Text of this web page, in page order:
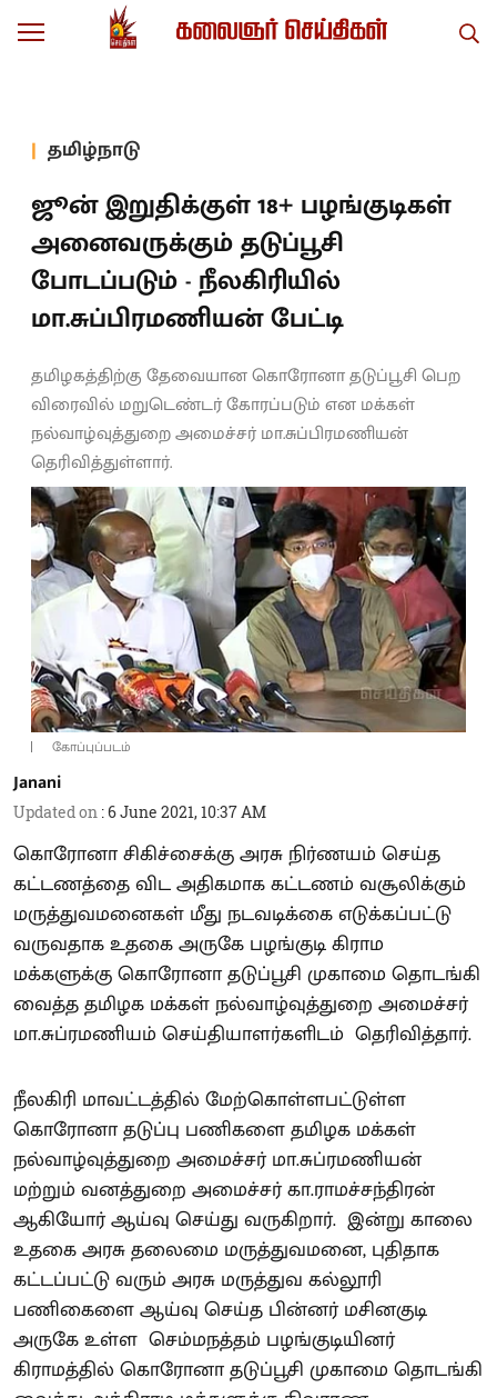
தமிழ்நாடு
ஜூன் இறுதிக்குள் 18+ பழங்குடிகள்
அனைவருக்கும் தடுப்பூசி
போடப்படும் - நீலகிரியில்
மா.சுப்பிரமணியன் பேட்டி
தமிழகத்திற்கு தேவையான கொரோனா தடுப்பூசி பெற
விரைவில் மறுடெண்டர் கோரப்படும் என மக்கள்
நல்வாழ்வுத்துறை அமைச்சர் மா.சுப்பிரமணியன்
தெரிவித்துள்ளார்.
கோப்புப்படம்
Janani
Updated on :6 June 2021, 10:37 AM
கொரோனா சிகிச்சைக்கு அரசு நிர்ணயம் செய்த
கட்டணத்தை விட அதிகமாக கட்டணம் வசூலிக்கும்
மருத்துவமனைகள் மீது நடவடிக்கை எடுக்கப்பட்டு
வருவதாக உதகை அருகே பழங்குடி கிராம
மக்களுக்கு கொரோனா தடுப்பூசி முகாமை தொடங்கி
வைத்த தமிழக மக்கள் நல்வாழ்வுத்துறை அமைச்சர்
மா.சுப்ரமணியம் செய்தியாளர்களிடம் தெரிவித்தார்.
நீலகிரி மாவட்டத்தில் மேற்கொள்ளபட்டுள்ள
கொரோனா தடுப்பு பணிகளை தமிழக மக்கள்
நல்வாழ்வுத்துறை அமைச்சர் மா.சுப்ரமணியன்
மற்றும் வனத்துறை அமைச்சர் கா.ராமச்சந்திரன்
ஆகியோர் ஆய்வு செய்து வருகிறார். இன்று காலை
உதகை அரசு தலைமை மருத்துவமனை, புதிதாக
கட்டப்பட்டு வரும் அரசு மருத்துவ கல்லூரி
பணிகைளை ஆய்வு செய்த பின்னர் மசினகுடி
அருகே உள்ள செம்மநத்தம் பழங்குடியினர்
கிராமத்தில் கொரோனா தடுப்பூசி முகாமை தொடங்கி